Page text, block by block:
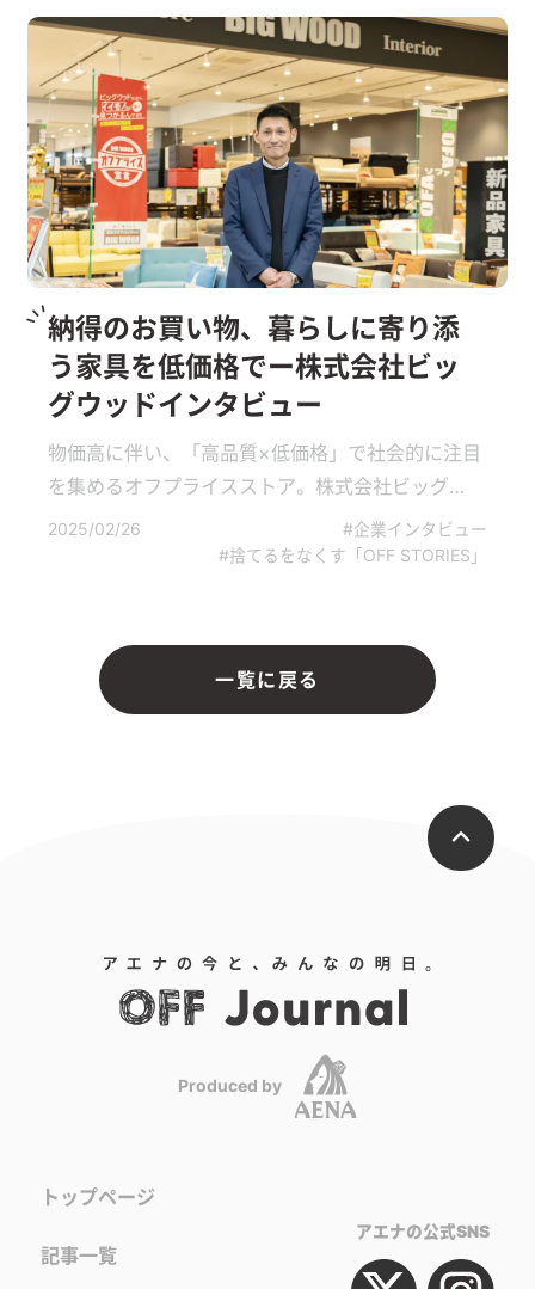
納得のお買い物、暮らしに寄り添
う家具を低価格でー株式会社ビッ
グウッドインタビュー
物価高に伴い、「高品質×低価格」で社会的に注目
を集めるオフプライスストア。株式会社ビッグ
ウッドは「家具」をお求めやすい価格で販売する
ことで、お客様に喜びを提供している企業です。
様への想いについてお話を伺いました。▼インタ
ビュイープロフィール株式会社ビッグウッド 取
締役第一直営事業部 部長平井広幸(ひらい・ひろ
2025/02/26
#企業インタビュー
#捨てるをなくす「OFF STORIES」
ンのみなさんはもちろん、社会課題に関心のある
方、そしてこれをきっかけに少し
一覧に戻る
Produced by
トップページ
記事一覧
アエナの公式SNS